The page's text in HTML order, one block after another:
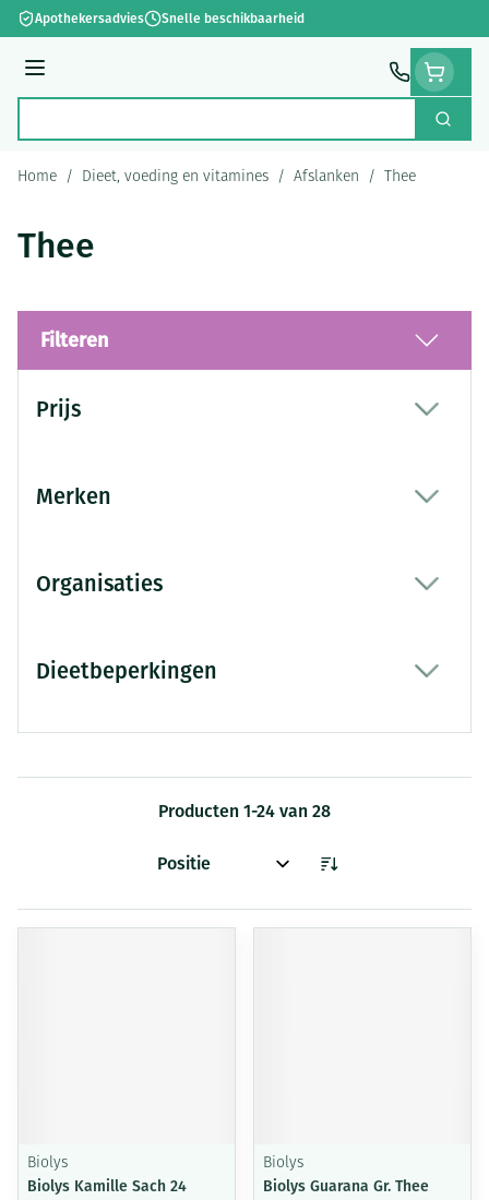
Ga naar de inhoud
Apothekersadvies Snelle beschikbaarheid
Menu
Zoek
Home / Dieet, voeding en vitamines / Afslanken / Thee
Thee
Filteren
Prijs
Merken
Organisaties
Dieetbeperkingen
Producten 1-24 van 28
Sorteer op:
Biolys
Biolys Kamille Sach 24
Biolys
Biolys Guarana Gr. Thee